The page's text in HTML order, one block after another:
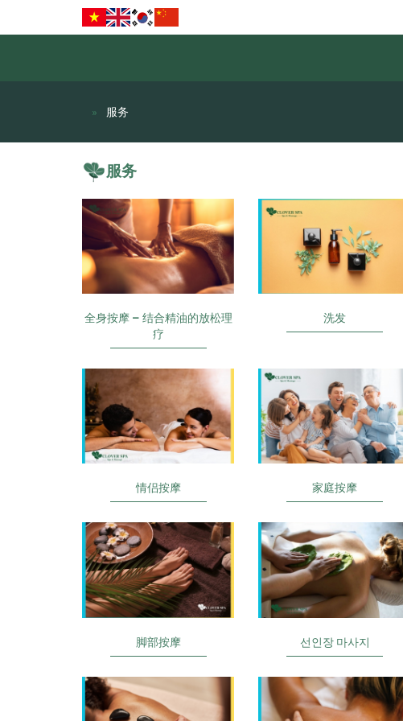
服务
服务
全身按摩 – 结合精油的放松理
疗
洗发
情侣按摩 家庭按摩
脚部按摩 선인장 마사지